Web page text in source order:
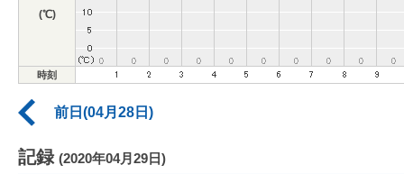
(℃)
時刻
前日(04月28日)
記録 (2020年04月29日)